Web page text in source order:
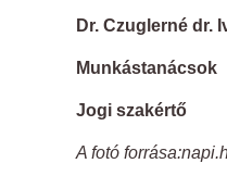
Dr. Czuglerné dr.
Munkástanácsok
Jogi szakértő
A fotó